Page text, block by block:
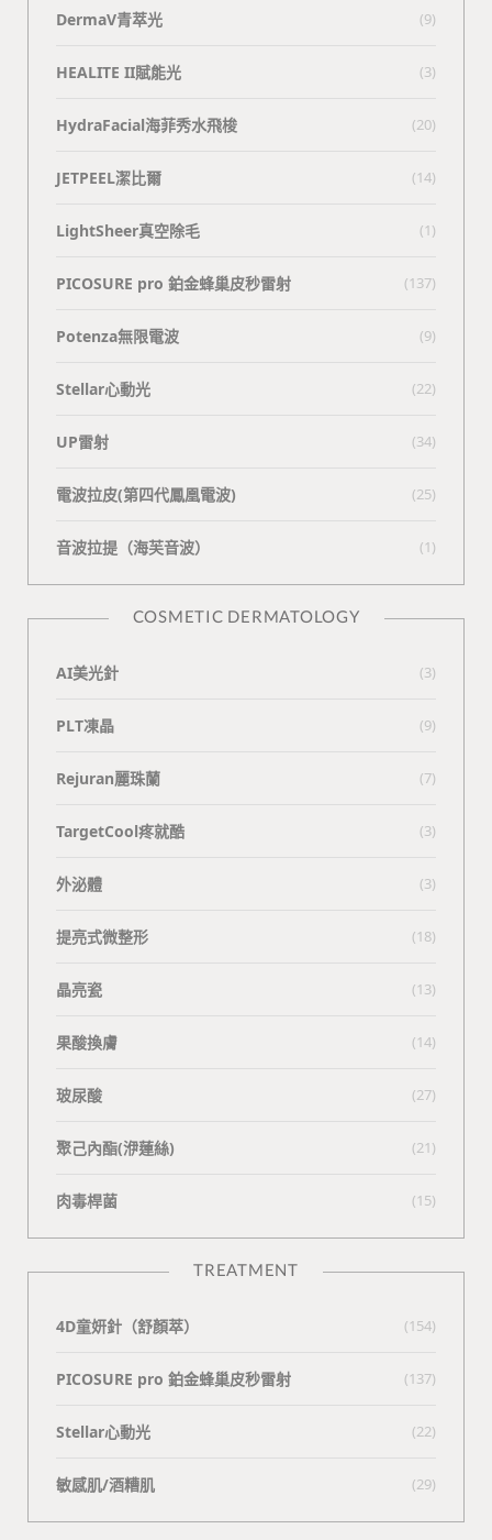
DermaV青萃光 (9)
HEALITE II賦能光 (3)
HydraFacial海菲秀水飛梭 (20)
JETPEEL潔比爾 (14)
LightSheer真空除毛 (1)
PICOSURE pro 鉑金蜂巢皮秒雷射 (137)
Potenza無限電波 (9)
Stellar心動光 (22)
UP雷射 (34)
電波拉皮(第四代鳳凰電波) (25)
⾳波拉提（海芙⾳波） (1)
COSMETIC DERMATOLOGY
AI美光針 (3)
PLT凍晶 (9)
Rejuran麗珠蘭 (7)
TargetCool疼就酷 (3)
外泌體 (3)
提亮式微整形 (18)
晶亮瓷 (13)
果酸換膚 (14)
玻尿酸 (27)
聚己內酯(洢蓮絲) (21)
肉毒桿菌 (15)
TREATMENT
4D童妍針（舒顏萃） (154)
PICOSURE pro 鉑金蜂巢皮秒雷射 (137)
Stellar心動光 (22)
敏感肌/酒糟肌 (29)